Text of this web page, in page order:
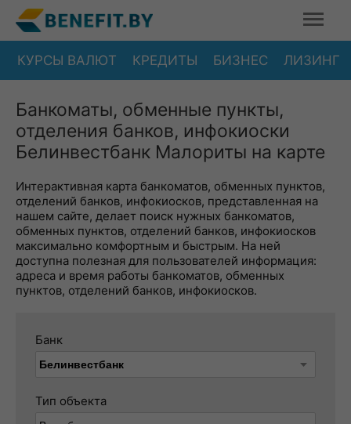
КУРСЫ ВАЛЮТ КРЕДИТЫ БИЗНЕС ЛИЗИНГ
Банкоматы, обменные пункты,
отделения банков, инфокиоски
Белинвестбанк Малориты на карте
Интерактивная карта банкоматов, обменных пунктов,
отделений банков, инфокиосков, представленная на
нашем сайте, делает поиск нужных банкоматов,
обменных пунктов, отделений банков, инфокиосков
максимально комфортным и быстрым. На ней
доступна полезная для пользователей информация:
адреса и время работы банкоматов, обменных
пунктов, отделений банков, инфокиосков.
Банк
Тип объекта